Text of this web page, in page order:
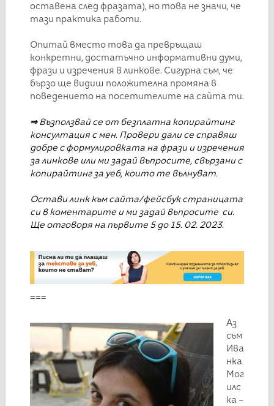
оставена след фразата), но това не значи, че
тази практика работи.
Опитай вместо това да превръщаш
конкретни, достатъчно информативни думи,
фрази и изречения в линкове. Сигурна съм, че
бързо ще видиш положителна промяна в
поведението на посетителите на сайта ти.
⇒Възползвай се от безплатна копирайтинг
консултация с мен. Провери дали се справяш
добре с формулировката на фрази и изречения
за линкове или ми задай въпросите, свързани с
копирайтинг за уеб, които те вълнуват.
Остави линк към сайта/фейсбук страницата
си в коментарите и ми задай въпросите си.
Ще отговоря на първите 5 до 15. 02. 2023.
===
Аз
съм
Ива
нка
Мог
илс
ка –